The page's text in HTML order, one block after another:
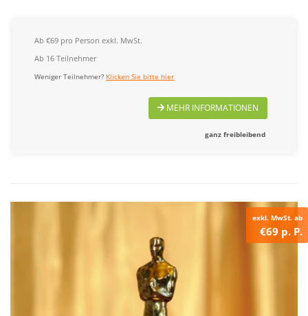
Ab €69 pro Person exkl. MwSt.
Ab 16 Teilnehmer
Weniger Teilnehmer? Klicken Sie bitte hier
MEHR INFORMATIONEN
ganz freibleibend
exkl. MwSt. ab
€69 p. P.